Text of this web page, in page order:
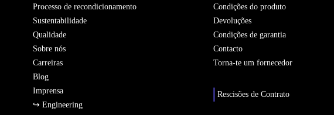
Processo de recondicionamento
Sustentabilidade
Qualidade
Sobre nós
Carreiras
Blog
Imprensa
↪ Engineering
Condições do produto
Devoluções
Condições de garantia
Contacto
Torna-te um fornecedor
Rescisões de Contrato